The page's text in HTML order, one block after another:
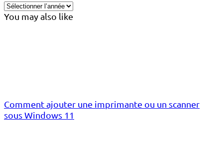
You may also like
Comment ajouter une imprimante ou un scanner
sous Windows 11